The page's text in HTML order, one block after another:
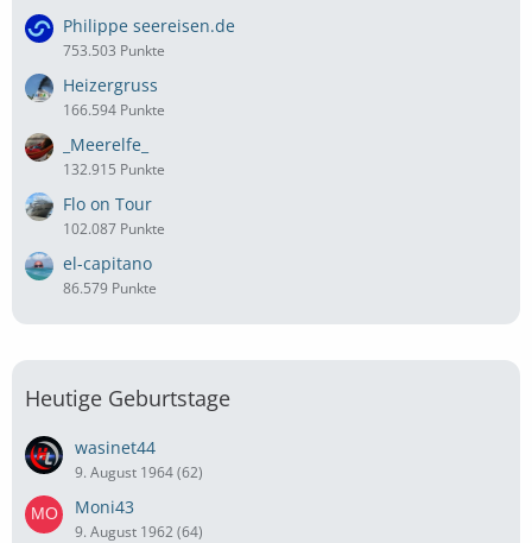
Philippe seereisen.de
753.503 Punkte
Heizergruss
166.594 Punkte
_Meerelfe_
132.915 Punkte
Flo on Tour
102.087 Punkte
el-capitano
86.579 Punkte
Heutige Geburtstage
wasinet44
9. August 1964 (62)
Moni43
9. August 1962 (64)